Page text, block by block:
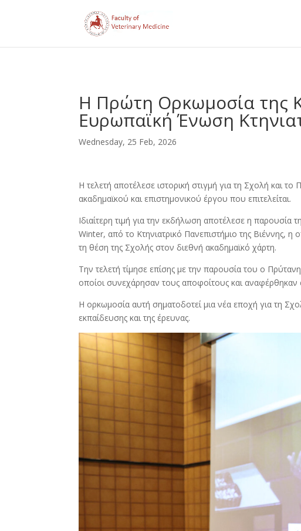
Η Πρώτη Ορκωμοσία της
Ευρωπαϊκή Ένωση
Wednesday, 25 Feb, 2026
Η τελετή αποτέλεσε ιστορική στιγμή για τη Σχολή και
ακαδημαϊκού και επιστημονικού έργου που επιτελείται.
Ιδιαίτερη τιμή για την εκδήλωση αποτέλεσε η
Winter, από το Κτηνιατρικό Πανεπιστήμιο της Βιέννης, η
τη θέση της Σχολής στον διεθνή ακαδημαϊκό χάρτη.
Την τελετή τίμησε επίσης με την παρουσία του ο
οποίοι συνεχάρησαν τους αποφοίτους και αναφέρθηκαν
Η ορκωμοσία αυτή σηματοδοτεί μια νέα εποχή για τη
εκπαίδευσης και της έρευνας.